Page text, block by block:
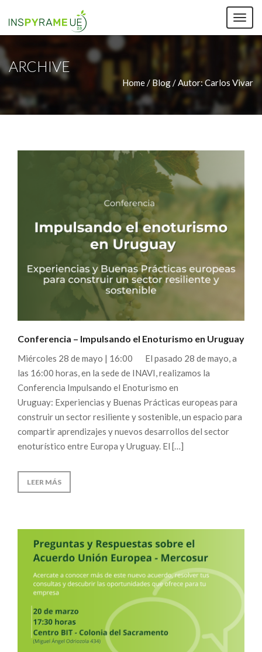
ARCHIVE
Home / Blog /Autor:Carlos Vivar
Conferencia – Impulsando el Enoturismo en Uruguay
Miércoles 28 de mayo | 16:00 El pasado 28 de mayo, a
las 16:00 horas, en la sede de INAVI, realizamos la
Conferencia Impulsando el Enoturismo en
Uruguay: Experiencias y Buenas Prácticas europeas para
construir un sector resiliente y sostenible, un espacio para
compartir aprendizajes y nuevos desarrollos del sector
enoturístico entre Europa y Uruguay. El […]
LEER MÁS